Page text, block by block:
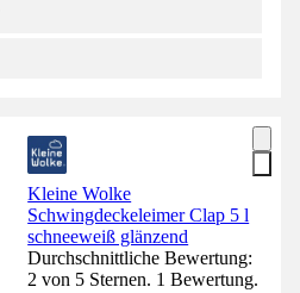
Kleine Wolke
Schwingdeckeleimer Clap 5 l
schneeweiß glänzend
Durchschnittliche Bewertung:
2 von 5 Sternen. 1 Bewertung.